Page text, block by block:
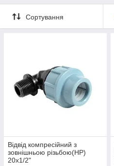
Сортування
Відвід компресійний з
зовнішньою різьбою(НР)
20х1/2"